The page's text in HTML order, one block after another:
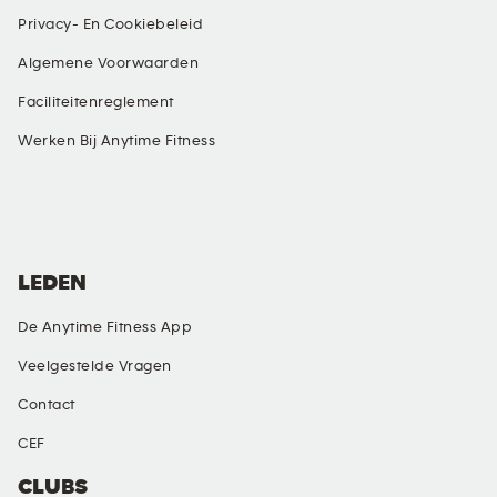
Privacy- En Cookiebeleid
Algemene Voorwaarden
Faciliteitenreglement
Werken Bij Anytime Fitness
CLUBS
LEDEN
De Anytime Fitness App
Veelgestelde Vragen
Contact
CEF